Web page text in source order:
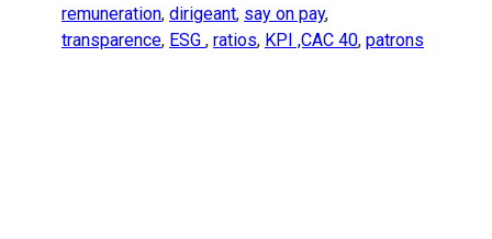
remuneration, dirigeant, say on pay,
transparence, ESG , ratios, KPI ,CAC 40, patrons